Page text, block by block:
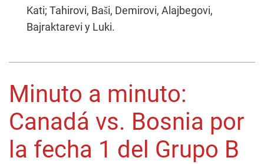
Kati; Tahirovi, Baši, Demirovi, Alajbegovi,
Bajraktarevi y Luki.
Minuto a minuto:
Canadá vs. Bosnia por
la fecha 1 del Grupo B